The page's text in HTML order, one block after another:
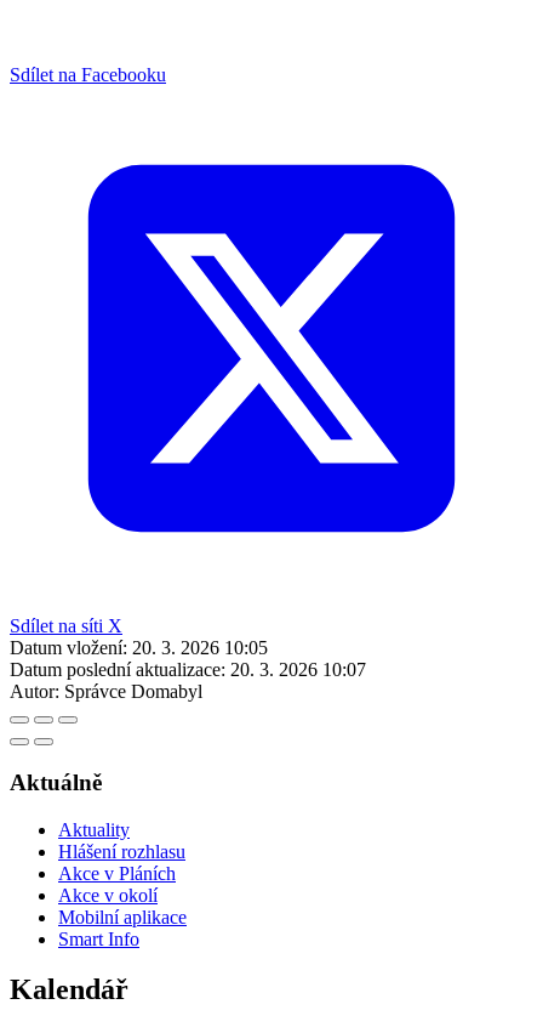
Sdílet na Facebooku
Sdílet na síti X
Datum vložení: 20. 3. 2026 10:05
Datum poslední aktualizace: 20. 3. 2026 10:07
Autor: Správce Domabyl
Aktuálně
Aktuality
Hlášení rozhlasu
Akce v Pláních
Akce v okolí
Mobilní aplikace
Smart Info
Kalendář